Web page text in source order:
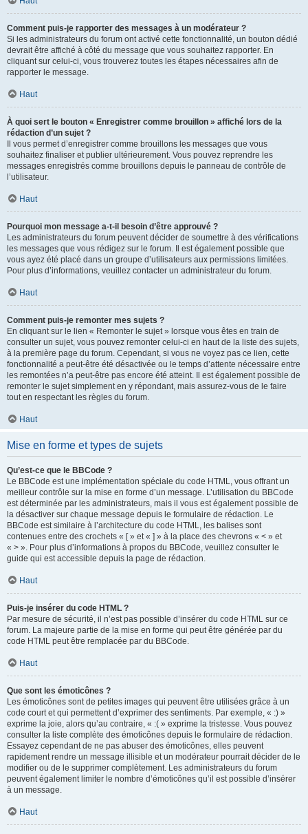
Comment puis-je rapporter des messages à un modérateur ?
Si les administrateurs du forum ont activé cette fonctionnalité, un bouton dédié
devrait être affiché à côté du message que vous souhaitez rapporter. En
cliquant sur celui-ci, vous trouverez toutes les étapes nécessaires afin de
rapporter le message.
Haut
À quoi sert le bouton « Enregistrer comme brouillon » affiché lors de la
rédaction d’un sujet ?
Il vous permet d’enregistrer comme brouillons les messages que vous
souhaitez finaliser et publier ultérieurement. Vous pouvez reprendre les
messages enregistrés comme brouillons depuis le panneau de contrôle de
l’utilisateur.
Haut
Pourquoi mon message a-t-il besoin d’être approuvé ?
Les administrateurs du forum peuvent décider de soumettre à des vérifications
les messages que vous rédigez sur le forum. Il est également possible que
vous ayez été placé dans un groupe d’utilisateurs aux permissions limitées.
Pour plus d’informations, veuillez contacter un administrateur du forum.
Haut
Comment puis-je remonter mes sujets ?
En cliquant sur le lien « Remonter le sujet » lorsque vous êtes en train de
consulter un sujet, vous pouvez remonter celui-ci en haut de la liste des sujets,
à la première page du forum. Cependant, si vous ne voyez pas ce lien, cette
fonctionnalité a peut-être été désactivée ou le temps d’attente nécessaire entre
les remontées n’a peut-être pas encore été atteint. Il est également possible de
remonter le sujet simplement en y répondant, mais assurez-vous de le faire
tout en respectant les règles du forum.
Haut
Mise en forme et types de sujets
Qu’est-ce que le BBCode ?
Le BBCode est une implémentation spéciale du code HTML, vous offrant un
meilleur contrôle sur la mise en forme d’un message. L’utilisation du BBCode
est déterminée par les administrateurs, mais il vous est également possible de
la désactiver sur chaque message depuis le formulaire de rédaction. Le
BBCode est similaire à l’architecture du code HTML, les balises sont
contenues entre des crochets « [ » et « ] » à la place des chevrons « < » et
« > ». Pour plus d’informations à propos du BBCode, veuillez consulter le
guide qui est accessible depuis la page de rédaction.
Haut
Puis-je insérer du code HTML ?
Par mesure de sécurité, il n’est pas possible d’insérer du code HTML sur ce
forum. La majeure partie de la mise en forme qui peut être générée par du
code HTML peut être remplacée par du BBCode.
Haut
Que sont les émoticônes ?
Les émoticônes sont de petites images qui peuvent être utilisées grâce à un
code court et qui permettent d’exprimer des sentiments. Par exemple, « :) »
exprime la joie, alors qu’au contraire, « :( » exprime la tristesse. Vous pouvez
consulter la liste complète des émoticônes depuis le formulaire de rédaction.
Essayez cependant de ne pas abuser des émoticônes, elles peuvent
rapidement rendre un message illisible et un modérateur pourrait décider de le
modifier ou de le supprimer complètement. Les administrateurs du forum
peuvent également limiter le nombre d’émoticônes qu’il est possible d’insérer
à un message.
Haut